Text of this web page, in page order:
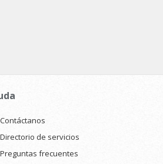
Contáctanos
Directorio de servicios
Preguntas frecuentes